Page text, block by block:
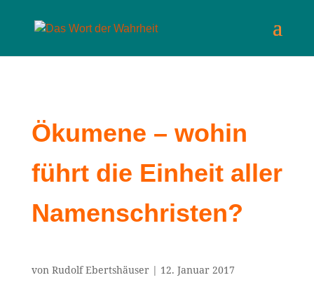
Ökumene – wohin
führt die Einheit aller
Namenschristen?
von Rudolf Ebertshäuser| 12. Januar 2017